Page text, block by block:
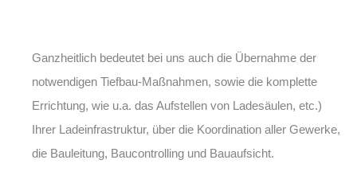
Ganzheitlich bedeutet bei uns auch die Übernahme der
notwendigen Tiefbau-Maßnahmen, sowie die komplette
Errichtung, wie u.a. das Aufstellen von Ladesäulen, etc.)
Ihrer Ladeinfrastruktur, über die Koordination aller Gewerke,
die Bauleitung, Baucontrolling und Bauaufsicht.